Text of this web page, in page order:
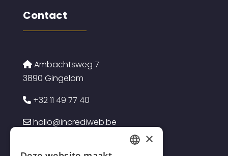
Contact
Ambachtsweg 7
3890 Gingelom
+32 11 49 77 40
hallo@incrediweb.be
×